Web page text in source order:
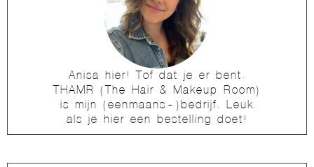
Anisa hier! Tof dat je er bent.
THAMR (The Hair & Makeup Room)
is mijn (eenmaans-)bedrijf. Leuk
als je hier een bestelling doet!